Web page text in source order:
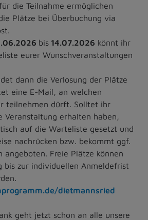
die Teilnahme ermöglichen
Plätze bei Überbuchung via
bis 14.07.2026 könnt ihr
eurer Wunschveranstaltungen
dann die Verlosung der Plätze
eine E-Mail, an welchen
teilnehmen dürft. Solltet ihr
Veranstaltung erhalten haben,
auf die Warteliste gesetzt und
nachrücken bzw. bekommt ggf.
angeboten. Freie Plätze können
bis zur individuellen Anmeldefrist
dietmannsried
geht jetzt schon an alle unsere